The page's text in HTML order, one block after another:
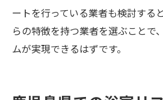
ートを行っている業者も検討する
らの特徴を持つ業者を選ぶことで
ムが実現できるはずです。